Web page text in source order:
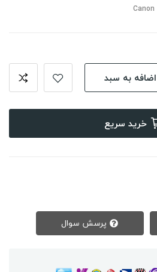
Canon
اضافه به سبد
خرید سریع